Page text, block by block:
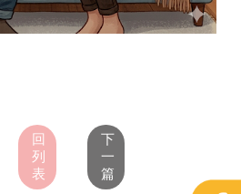
回
列
表
下
一
篇